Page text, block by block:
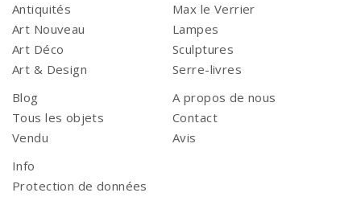
Antiquités
Art Nouveau
Art Déco
Art & Design
Max le Verrier
Lampes
Sculptures
Serre-livres
Blog
Tous les objets
Vendu
A propos de nous
Contact
Avis
Info
Protection de données